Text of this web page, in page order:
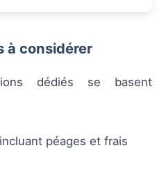
à considérer
dédiés se basent
péages et frais